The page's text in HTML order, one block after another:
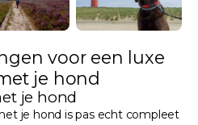
voor een luxe
je hond
je hond
je hond is pas echt compleet